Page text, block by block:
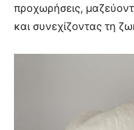
προχωρήσεις,
και συνεχίζοντας τη